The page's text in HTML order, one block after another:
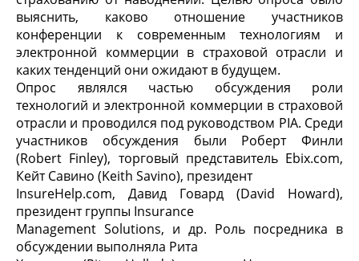
выяснить, каково отношение участников
конференции к современным технологиям и
электронной коммерции в страховой отрасли и
каких тенденций они ожидают в будущем.
Опрос являлся частью обсуждения роли
технологий и электронной коммерции в страховой
отрасли и проводился под руководством PIA. Среди
участников обсуждения были Роберт Финли
(Robert Finley), торговый представитель Ebix.com,
Кейт Савино (Keith Savino), президент
InsureHelp.com, Давид Говард (David Howard),
президент группы Insurance
Management Solutions, и др. Роль посредника в
обсуждении выполняла Рита